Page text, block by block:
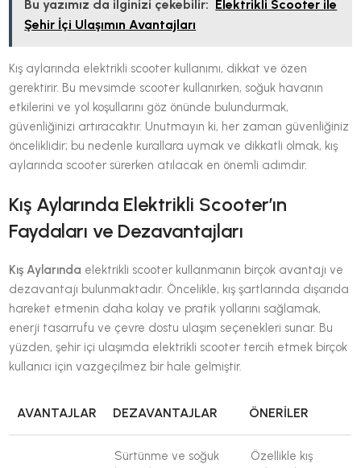
Bu yazımız da ilginizi çekebilir: Elektrikli Scooter ile
Şehir İçi Ulaşımın Avantajları
Kış aylarında elektrikli scooter kullanımı, dikkat ve özen
gerektirir. Bu mevsimde scooter kullanırken, soğuk havanın
etkilerini ve yol koşullarını göz önünde bulundurmak,
güvenliğinizi artıracaktır. Unutmayın ki, her zaman güvenliğiniz
önceliklidir; bu nedenle kurallara uymak ve dikkatli olmak, kış
aylarında scooter sürerken atılacak en önemli adımdır.
Kış Aylarında Elektrikli Scooter’ın
Faydaları ve Dezavantajları
Kış Aylarında elektrikli scooter kullanmanın birçok avantajı ve
dezavantajı bulunmaktadır. Öncelikle, kış şartlarında dışarıda
hareket etmenin daha kolay ve pratik yollarını sağlamak,
enerji tasarrufu ve çevre dostu ulaşım seçenekleri sunar. Bu
yüzden, şehir içi ulaşımda elektrikli scooter tercih etmek birçok
kullanıcı için vazgeçilmez bir hale gelmiştir.
AVANTAJLAR DEZAVANTAJLAR ÖNERILER
Sürtünme ve soğuk
Özellikle kış